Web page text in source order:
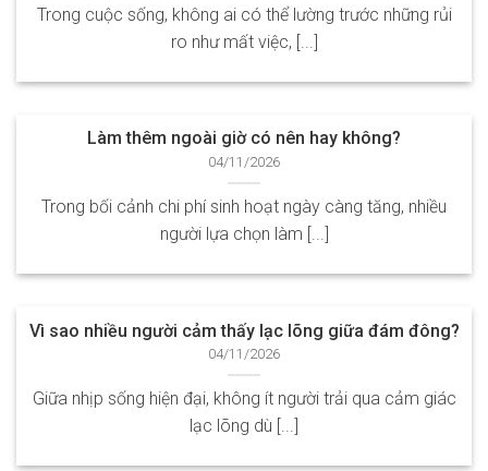
Trong cuộc sống, không ai có thể lường trước những rủi
ro như mất việc, [...]
Làm thêm ngoài giờ có nên hay không?
04/11/2026
Trong bối cảnh chi phí sinh hoạt ngày càng tăng, nhiều
người lựa chọn làm [...]
Vì sao nhiều người cảm thấy lạc lõng giữa đám đông?
04/11/2026
Giữa nhịp sống hiện đại, không ít người trải qua cảm giác
lạc lõng dù [...]